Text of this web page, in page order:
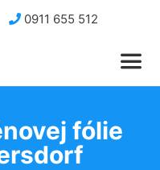
0911 655 512
fólie